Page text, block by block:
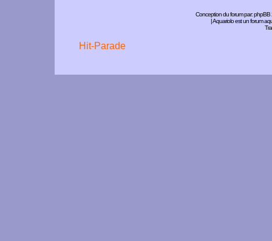
Conception du forum par:phpBB
| Aquariolo est un forum